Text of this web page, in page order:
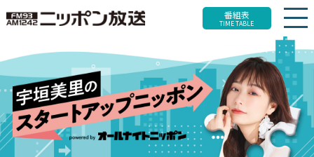
番組表
TIME TABLE